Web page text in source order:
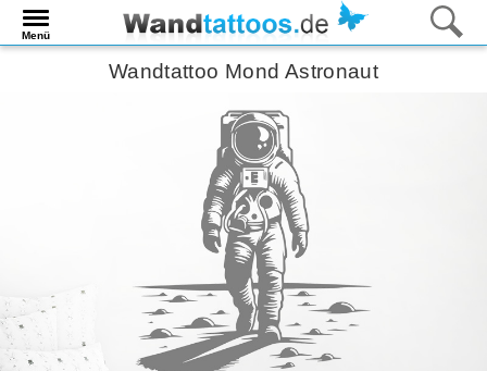
Menü
Wandtattoo Mond Astronaut